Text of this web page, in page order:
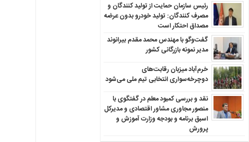
رئیس سازمان حمایت از تولید کنندگان و
مصرف کنندگان: تولید خودرو بدون عرضه
مصداق احتکار است
گفت‌وگو با مهندس محمد مقدم بیرانوند
مدیر نمونه بازرگانی کشور
خرم‌آباد میزبان رقابت‌های
دوچرخه‌سواری انتخابی تیم ملی می‌شود
نقد و بررسی کمبود معلم در گفتگوی با
منصور مجاوری مشاور اقتصادی و مدیرکل
اسبق برنامه و بودجه وزارت آموزش و
پرورش